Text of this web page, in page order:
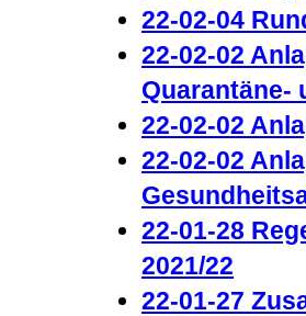
22-02-04
22-02-02
Quarantäne-
22-02-02
22-02-02
22-01-28
2021/22
22-01-27